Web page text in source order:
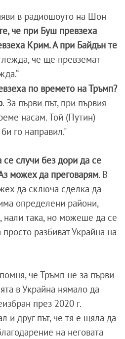
в радиошоуто на Шон
че при Буш превзеха
Крим. А при Байдън те
че ще превземат
по времето на Тръмп?
. За първи път, при първия
насам. Той (Путин)
го направил."
се случи без дори да се
можех да преговарям. В
да сключа сделка да
определени райони,
нали така, но можеше да се
разбиват Украйна на
че Тръмп не за първи
в Украйна нямало да
през 2020 г.
и друг път, че тя е щяла да
на неговата